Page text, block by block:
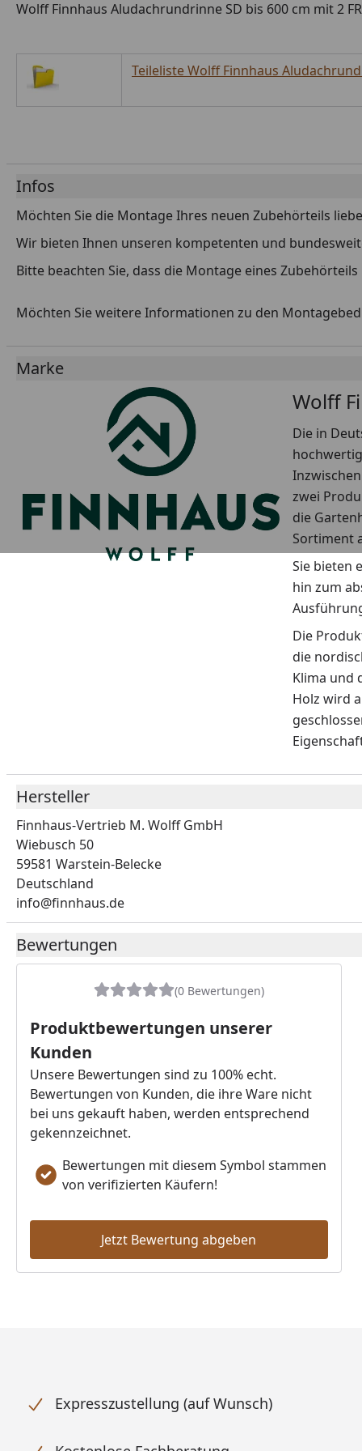
Wolff Finnhaus Aludachrundrinne SD bis 600 cm mit 2 FR
Teileliste Wolff Finnhaus
Infos
Möchten Sie die Montage Ihres neuen Zubehörteils
Wir bieten Ihnen unseren kompetenten und
Bitte beachten Sie, dass die Montage eines
Möchten Sie weitere Informationen zu den
Marke
Wolff
Die in
zwei
die
Sortiment
Sie bieten
hin zum
Die
die
Klima und
Holz wird
Hersteller
Finnhaus-Vertrieb M. Wolff GmbH
Wiebusch 50
59581 Warstein-Belecke
Deutschland
info@finnhaus.de
Bewertungen
(0 Bewertungen)
Produktbewertungen unserer
Kunden
Unsere Bewertungen sind zu 100% echt.
Bewertungen von Kunden, die ihre Ware nicht
bei uns gekauft haben, werden entsprechend
gekennzeichnet.
Bewertungen mit diesem Symbol stammen
von verifizierten Käufern!
Jetzt Bewertung abgeben
Expresszustellung (auf Wunsch)